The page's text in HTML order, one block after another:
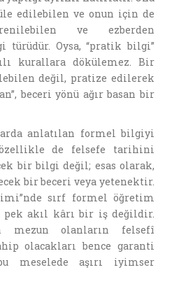
edilebilen ve onun için de
ve ezberden
Oysa, “pratik bilgi”
kurallara dökülemez. Bir
değil, pratize edilerek
beceri yönü ağır basan bir
anlatılan formel bilgiyi
özellikle de felsefe tarihini
bir bilgi değil; esas olarak,
bir beceri veya yetenektir.
sırf formel öğretim
pek akıl kârı bir iş değildir.
mezun olanların felsefî
olacakları bence garanti
meselede aşırı iyimser